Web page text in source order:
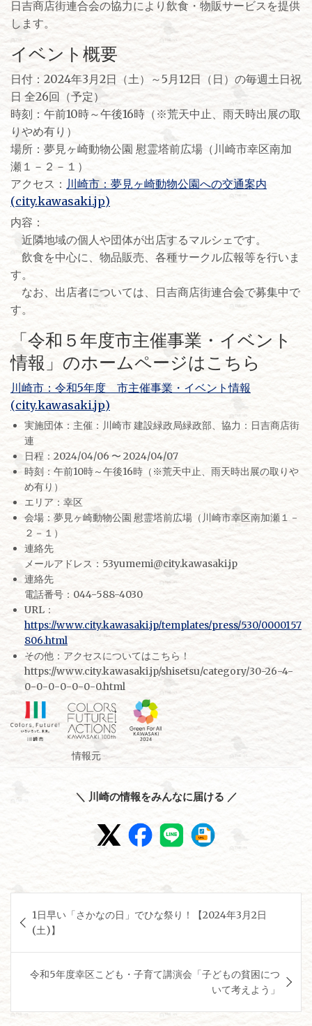
日吉商店街連合会の協力により飲食・物販サービスを提供
します。
イベント概要
日付：2024年3月2日（土）～5月12日（日）の毎週土日祝
日 全26回（予定）
時刻：午前10時～午後16時（※荒天中止、雨天時出展の取
りやめ有り）
場所：夢見ヶ崎動物公園 慰霊塔前広場（川崎市幸区南加
瀬１－２－１）
アクセス： 川崎市：夢見ヶ崎動物公園への交通案内
(city.kawasaki.jp)
内容：
近隣地域の個人や団体が出店するマルシェです。
飲食を中心に、物品販売、各種サークル広報等を行いま
す。
なお、出店者については、日吉商店街連合会で募集中で
す。
「令和５年度市主催事業・イベント
情報」のホームページはこちら
川崎市：令和5年度 市主催事業・イベント情報
(city.kawasaki.jp)
実施団体：主催：川崎市 建設緑政局緑政部、協力：日吉商店街
連
日程：2024/04/06 〜 2024/04/07
時刻：午前10時～午後16時（※荒天中止、雨天時出展の取りや
め有り）
エリア：幸区
会場：夢見ヶ崎動物公園 慰霊塔前広場（川崎市幸区南加瀬１－
２－１）
連絡先
メールアドレス：53yumemi@city.kawasaki.jp
連絡先
電話番号：044-588-4030
URL：
https://www.city.kawasaki.jp/templates/press/530/0000157
806.html
その他：アクセスについてはこちら！
https://www.city.kawasaki.jp/shisetsu/category/30-26-4-
0-0-0-0-0-0-0.html
情報元
＼ 川崎の情報をみんなに届ける ／
稿
ナ
ー
1日早い「さかなの日」でひな祭り！【2024年3月2日
(土)】
令和5年度幸区こども・子育て講演会「子どもの貧困につ
いて考えよう」